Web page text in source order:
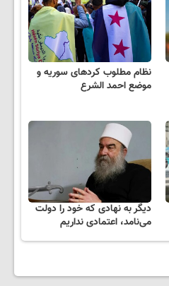
نظام مطلوب کردهای سوریه و
موضع احمد الشرع
دیگر به نهادی که خود را دولت
می‌نامد، اعتمادی نداریم